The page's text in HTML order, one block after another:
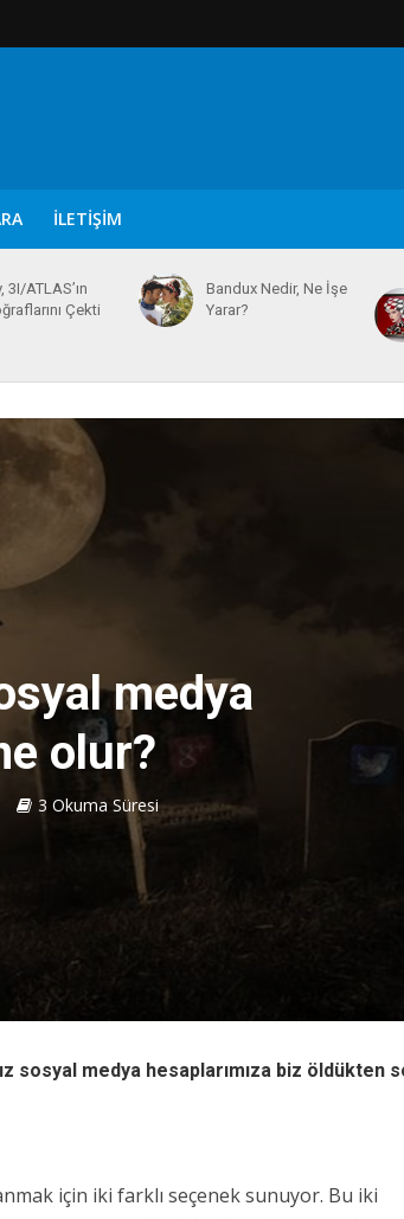
İLETIŞIM
3I/ATLAS’ın
Çekti
Bandux Nedir, Ne İşe
Yarar?
medya
olur?
3 Okuma Süresi
sosyal medya hesaplarımıza biz öldükten
için iki farklı seçenek sunuyor. Bu iki